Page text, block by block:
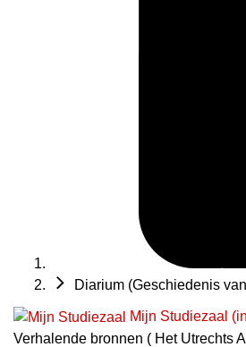
Diarium (Geschiedenis
Mijn Studiezaal
Verhalende bronnen ( Het Utrechts